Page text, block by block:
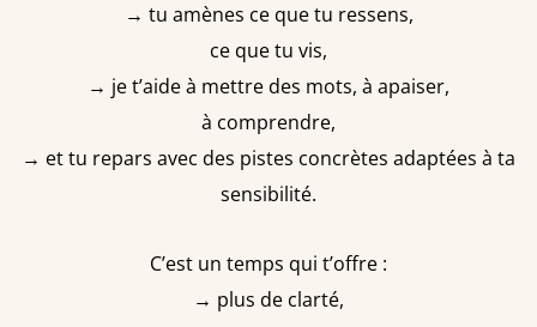
→ tu amènes ce que tu ressens,
ce que tu vis,
→ je t’aide à mettre des mots, à apaiser,
à comprendre,
→ et tu repars avec des pistes concrètes adaptées à ta
sensibilité.
C’est un temps qui t’offre :
→ plus de clarté,